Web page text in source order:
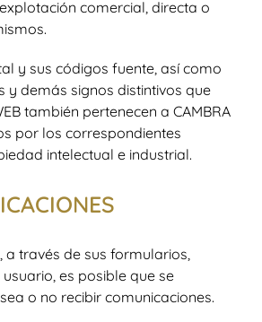
comercial, directa o
y sus códigos fuente, así como
y demás signos distintivos que
también pertenecen a CAMBRA
por los correspondientes
intelectual e industrial.
a través de sus formularios,
es posible que se
o no recibir comunicaciones.